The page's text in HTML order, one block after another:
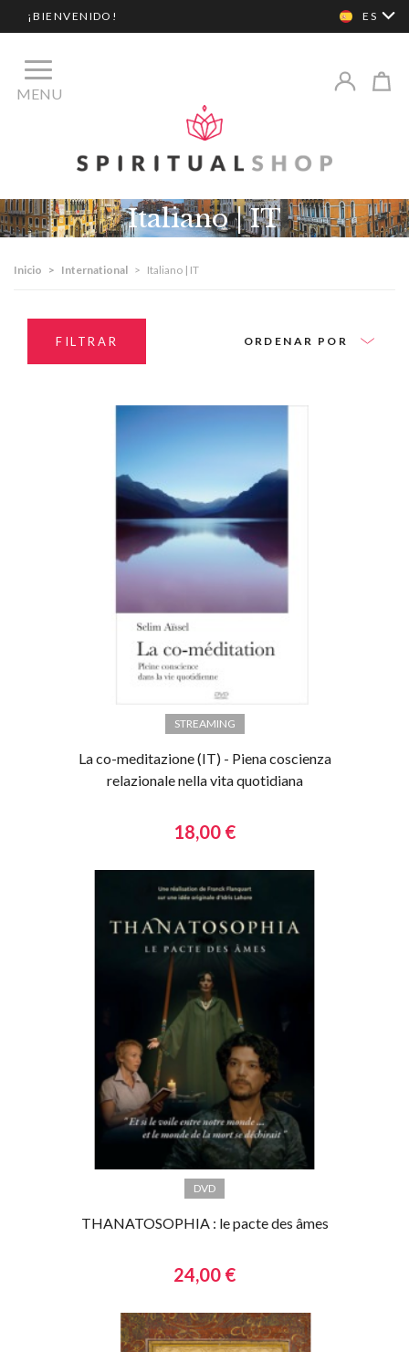
¡BIENVENIDO! ES
MENU
Italiano | IT
Inicio > International > Italiano | IT
FILTRAR ORDENAR POR
STREAMING
La co-meditazione (IT) - Piena coscienza
relazionale nella vita quotidiana
18,00 €
DVD
THANATOSOPHIA : le pacte des âmes
24,00 €